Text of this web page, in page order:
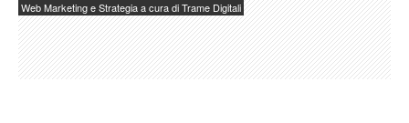
Web Marketing e Strategia a cura di Trame Digitali